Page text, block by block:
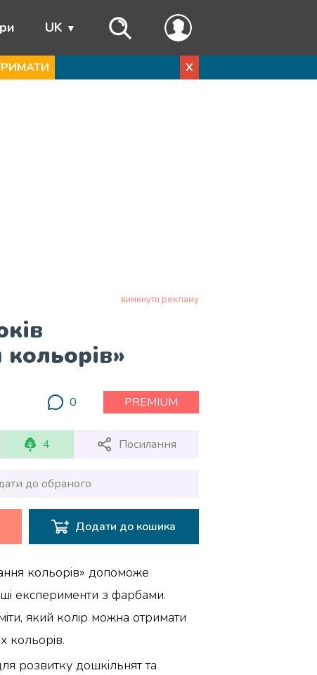
UK
X
вимкнути рекламу
0 PREMIUM
4 Посилання
до обраного
Додати до кошика
кольорів» допоможе
експерименти з фарбами.
який колір можна отримати
кольорів.
розвитку дошкільнят та